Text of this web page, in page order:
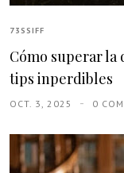
73SSIFF
Cómo superar la
tips inperdibles
OCT. 3, 2025 0